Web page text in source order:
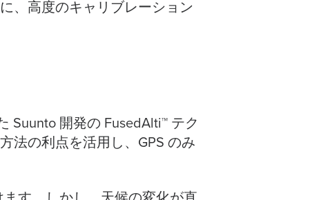
、高度のキャリブレーション
Suunto 開発の FusedAlti™ テク
法の利点を活用し、GPS のみ